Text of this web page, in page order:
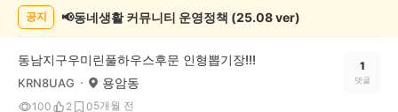
록
공지 📢동네생활 커뮤니티 운영정책 (25.08 ver)
동남지구우미린풀하우스후문 인형뽑기장!!!
KRN8UAG 용암동
100 2 05개월 전
1
댓글